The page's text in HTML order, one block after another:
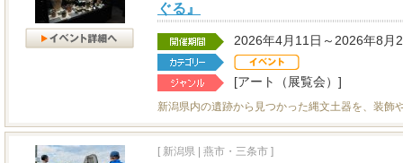
ぐる』
2026年4月11日～2026年8月
[アート（展覧会）]
新潟県内の遺跡から見つかった縄文土器を、装飾
[ 新潟県 燕市・三条市 ]